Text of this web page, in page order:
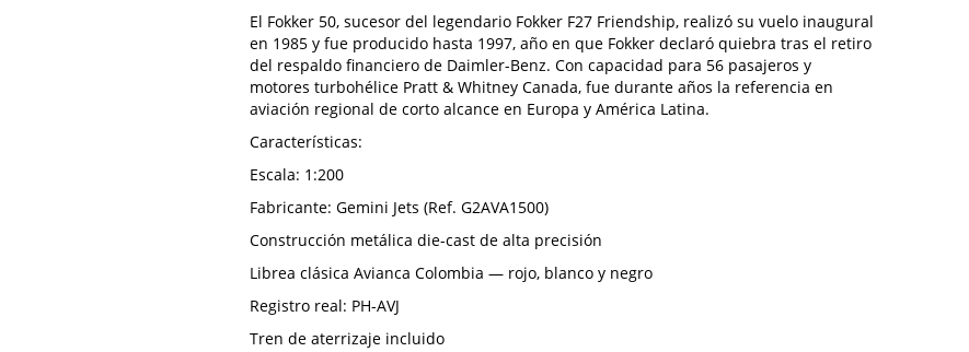
El Fokker 50, sucesor del legendario Fokker F27 Friendship, realizó su vuelo inaugural
en 1985 y fue producido hasta 1997, año en que Fokker declaró quiebra tras el retiro
del respaldo financiero de Daimler-Benz. Con capacidad para 56 pasajeros y
motores turbohélice Pratt & Whitney Canada, fue durante años la referencia en
aviación regional de corto alcance en Europa y América Latina.
Características:
Escala: 1:200
Fabricante: Gemini Jets (Ref. G2AVA1500)
Construcción metálica die-cast de alta precisión
Librea clásica Avianca Colombia — rojo, blanco y negro
Registro real: PH-AVJ
Tren de aterrizaje incluido